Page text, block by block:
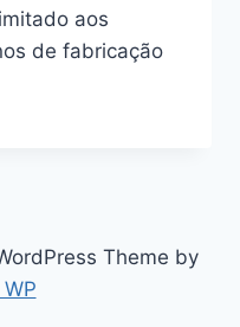
aos
de fabricação
Theme by